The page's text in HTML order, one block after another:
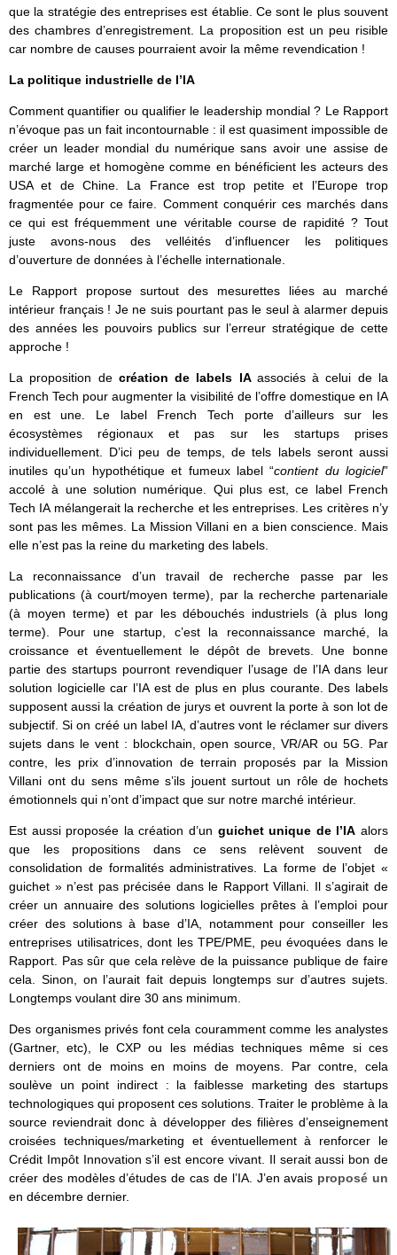
que la stratégie des entreprises est établie. Ce sont le plus souvent
des chambres d’enregistrement. La proposition est un peu risible
car nombre de causes pourraient avoir la même revendication !
La politique industrielle de l’IA
Comment quantifier ou qualifier le leadership mondial ? Le Rapport
n’évoque pas un fait incontournable : il est quasiment impossible de
créer un leader mondial du numérique sans avoir une assise de
marché large et homogène comme en bénéficient les acteurs des
USA et de Chine. La France est trop petite et l’Europe trop
fragmentée pour ce faire. Comment conquérir ces marchés dans
ce qui est fréquemment une véritable course de rapidité ? Tout
juste avons-nous des velléités d’influencer les politiques
d’ouverture de données à l’échelle internationale.
Le Rapport propose surtout des mesurettes liées au marché
intérieur français ! Je ne suis pourtant pas le seul à alarmer depuis
des années les pouvoirs publics sur l’erreur stratégique de cette
approche !
La proposition de création de labels IA associés à celui de la
French Tech pour augmenter la visibilité de l’offre domestique en IA
en est une. Le label French Tech porte d’ailleurs sur les
écosystèmes régionaux et pas sur les startups prises
individuellement. D’ici peu de temps, de tels labels seront aussi
inutiles qu’un hypothétique et fumeux label “contient du logiciel”
accolé à une solution numérique. Qui plus est, ce label French
Tech IA mélangerait la recherche et les entreprises. Les critères n’y
sont pas les mêmes. La Mission Villani en a bien conscience. Mais
elle n’est pas la reine du marketing des labels.
La reconnaissance d’un travail de recherche passe par les
publications (à court/moyen terme), par la recherche partenariale
(à moyen terme) et par les débouchés industriels (à plus long
terme). Pour une startup, c’est la reconnaissance marché, la
croissance et éventuellement le dépôt de brevets. Une bonne
partie des startups pourront revendiquer l’usage de l’IA dans leur
solution logicielle car l’IA est de plus en plus courante. Des labels
supposent aussi la création de jurys et ouvrent la porte à son lot de
subjectif. Si on créé un label IA, d’autres vont le réclamer sur divers
sujets dans le vent : blockchain, open source, VR/AR ou 5G. Par
contre, les prix d’innovation de terrain proposés par la Mission
Villani ont du sens même s’ils jouent surtout un rôle de hochets
émotionnels qui n’ont d’impact que sur notre marché intérieur.
Est aussi proposée la création d’un guichet unique de l’IA alors
que les propositions dans ce sens relèvent souvent de
consolidation de formalités administratives. La forme de l’objet «
guichet » n’est pas précisée dans le Rapport Villani. Il s’agirait de
créer un annuaire des solutions logicielles prêtes à l’emploi pour
créer des solutions à base d’IA, notamment pour conseiller les
entreprises utilisatrices, dont les TPE/PME, peu évoquées dans le
Rapport. Pas sûr que cela relève de la puissance publique de faire
cela. Sinon, on l’aurait fait depuis longtemps sur d’autres sujets.
Longtemps voulant dire 30 ans minimum.
Des organismes privés font cela couramment comme les analystes
(Gartner, etc), le CXP ou les médias techniques même si ces
derniers ont de moins en moins de moyens. Par contre, cela
soulève un point indirect : la faiblesse marketing des startups
technologiques qui proposent ces solutions. Traiter le problème à la
source reviendrait donc à développer des filières d’enseignement
croisées techniques/marketing et éventuellement à renforcer le
Crédit Impôt Innovation s’il est encore vivant. Il serait aussi bon de
créer des modèles d’études de cas de l’IA. J’en avais proposé un
en décembre dernier.